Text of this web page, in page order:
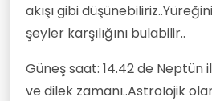
akışı gibi
şeyler karşılığını bulabilir..
Güneş saat: 14.42 de Neptün
ve dilek zamanı..AstroIojik